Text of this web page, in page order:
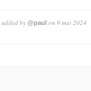
added by @paul on 9 mai 2024